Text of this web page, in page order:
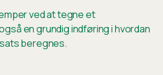
ved at tegne et
en grundig indføring i hvordan
beregnes.